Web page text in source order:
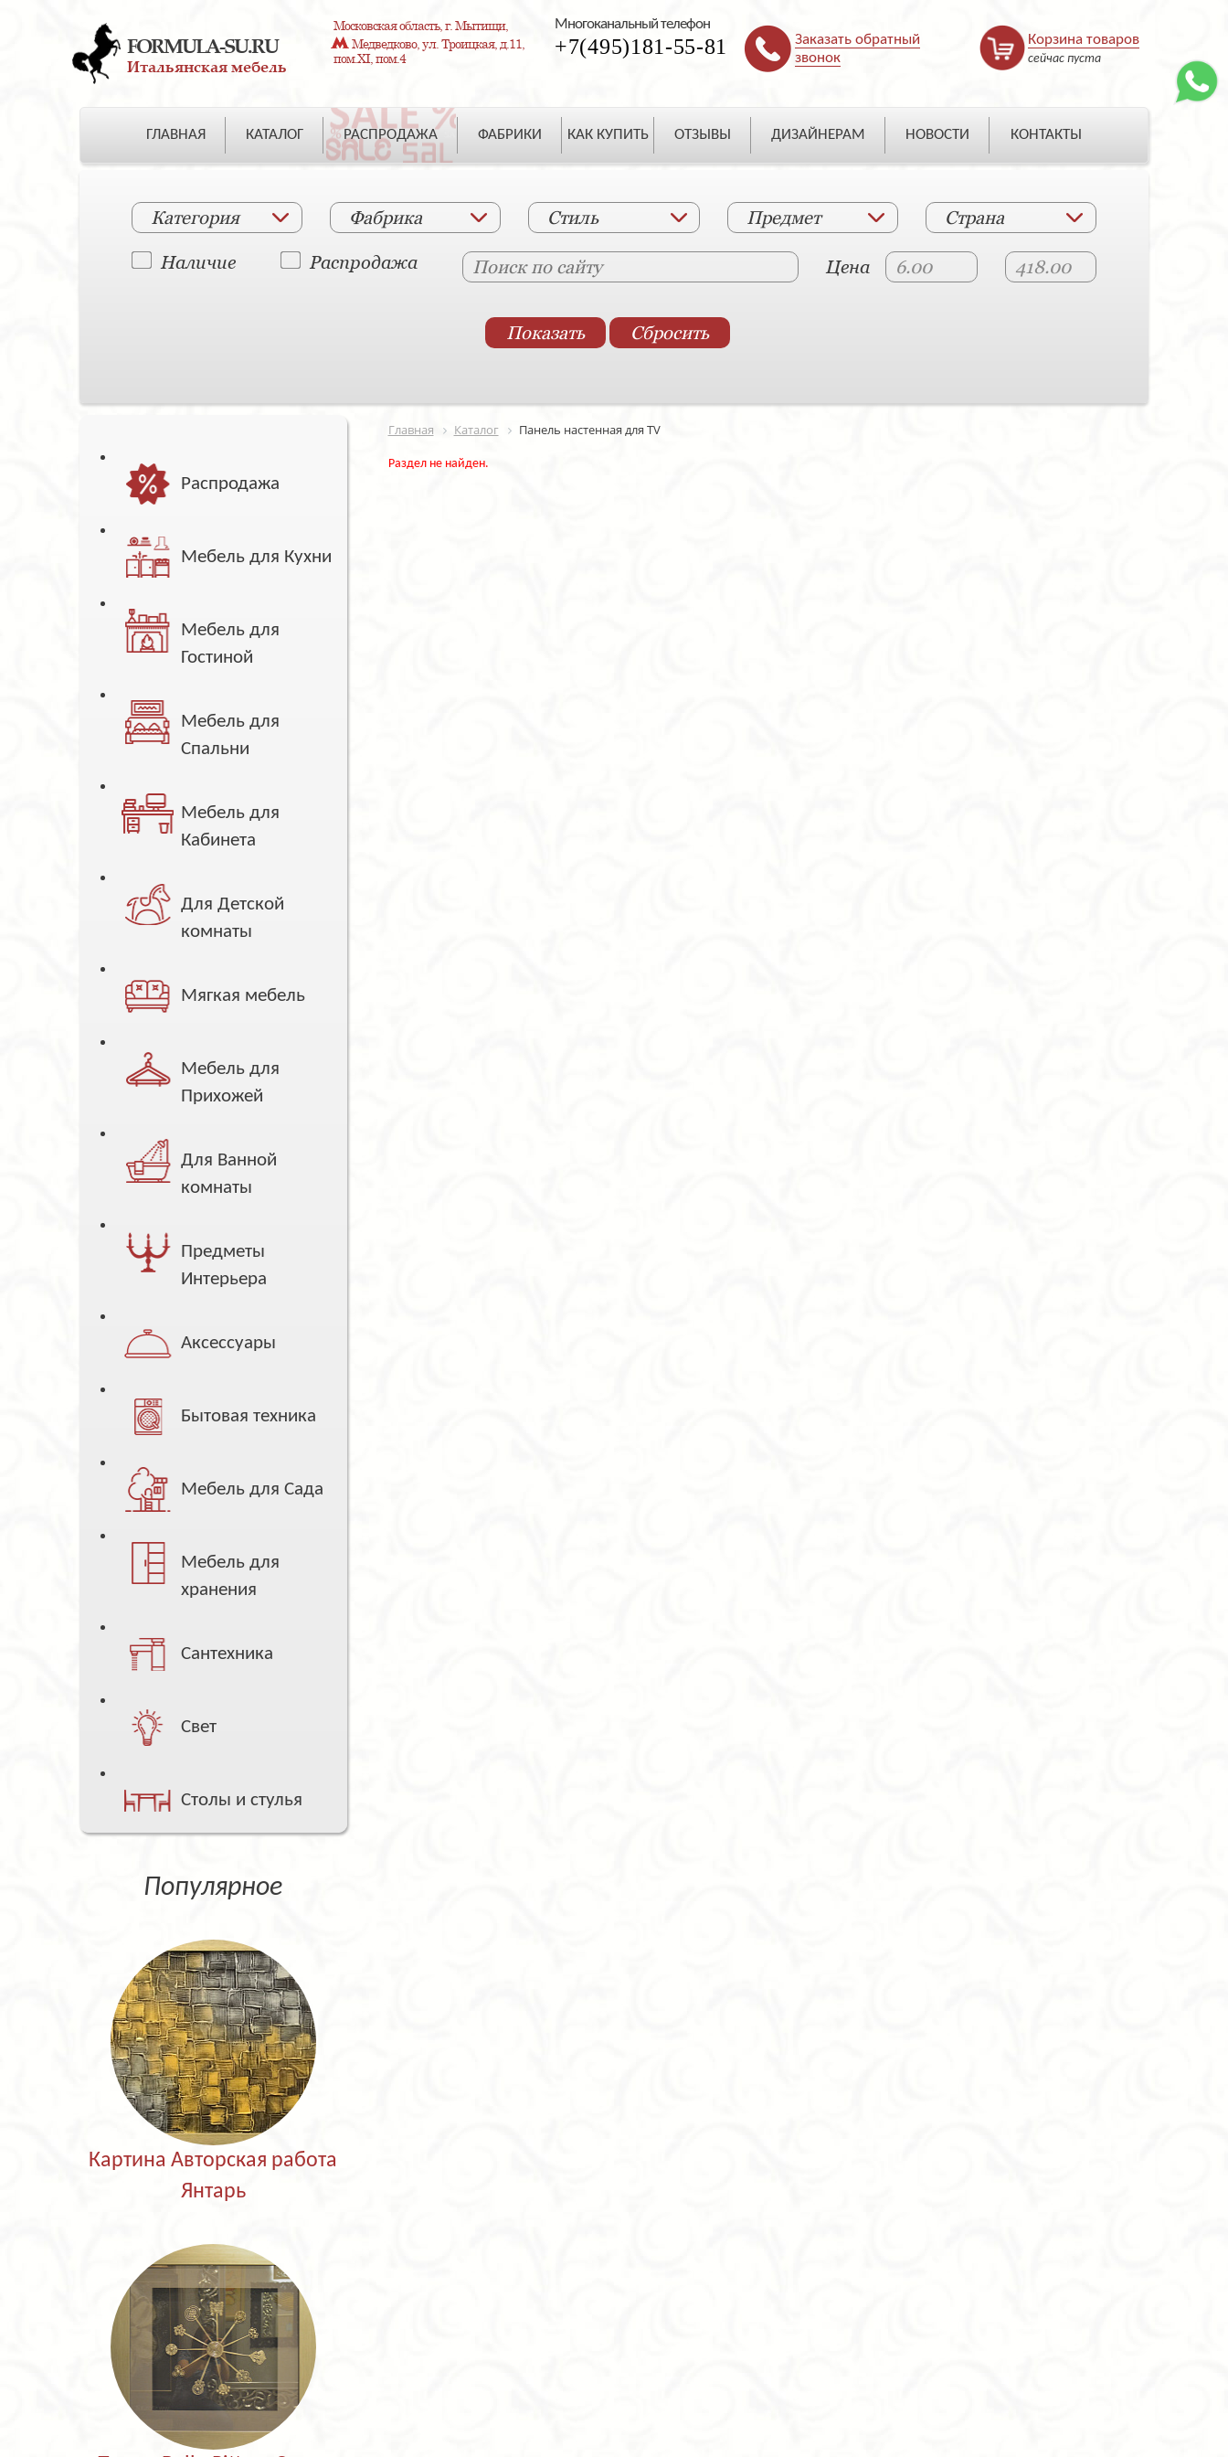
FORMULA-SU.RU
Итальянская мебель
Московская область, г. Мытищи,
Медведково, ул. Троицкая, д.11,
пом.XI, пом.4
Многоканальный телефон
+7(495)181-55-81
Заказать обратный
звонок
Корзина товаров
сейчас пуста
ГЛАВНАЯ КАТАЛОГ РАСПРОДАЖА ФАБРИКИ КАК КУПИТЬ ОТЗЫВЫ ДИЗАЙНЕРАМ НОВОСТИ КОНТАКТЫ
Категория Фабрика Стиль Предмет Страна
Наличие Распродажа Цена
Распродажа
Мебель для Кухни
Мебель для
Гостиной
Мебель для
Спальни
Мебель для
Кабинета
Для Детской
комнаты
Мягкая мебель
Мебель для
Прихожей
Для Ванной
комнаты
Предметы
Интерьера
Аксессуары
Бытовая техника
Мебель для Сада
Мебель для
хранения
Сантехника
Свет
Столы и стулья
Популярное
Картина Авторская работа
Янтарь
Главная Каталог Панель настенная для TV
Раздел не найден.